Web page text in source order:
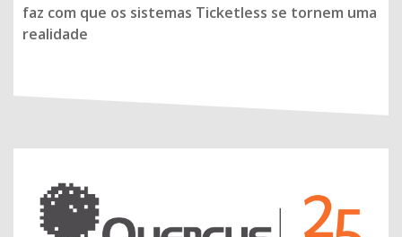
faz com que os sistemas Ticketless se tornem uma
realidade